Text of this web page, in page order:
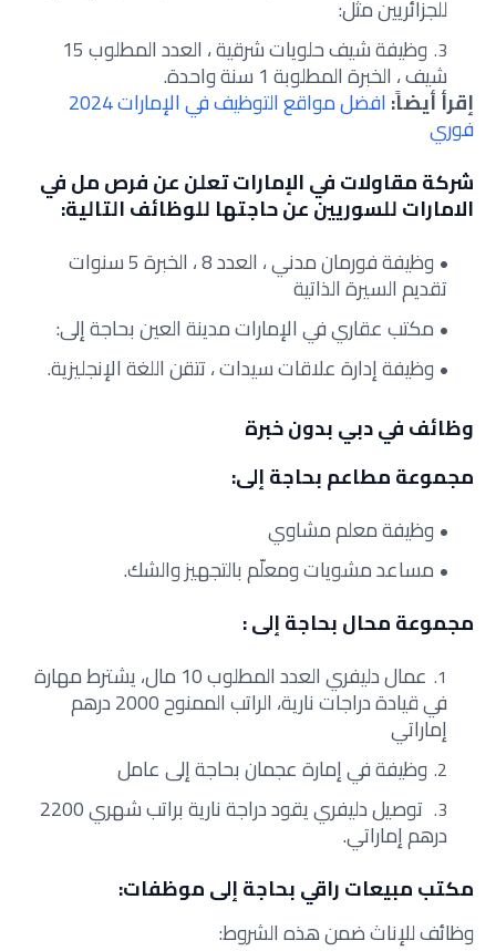
للجزائريين مثل:
وظيفة شيف حلويات شرقية ، العدد المطلوب 15
شيف ، الخبرة المطلوبة 1 سنة واحدة.
إقرأ أيضاً: افضل مواقع التوظيف في الإمارات 2024
فوري
شركة مقاولات في الإمارات تعلن عن فرص مل في
الامارات للسوريين عن حاجتها للوظائف التالية:
وظيفة فورمان مدني ، العدد 8 ، الخبرة 5 سنوات
تقديم السيرة الذاتية
مكتب عقاري في الإمارات مدينة العين بحاجة إلى:
وظيفة إدارة علاقات سيدات ، تتقن اللغة الإنجليزية.
وظائف في دبي بدون خبرة
مجموعة مطاعم بحاجة إلى:
وظيفة معلم مشاوي
مساعد مشويات ومعلّم بالتجهيز والشك.
مجموعة محال بحاجة إلى :
عمال دليفري العدد المطلوب 10 مال، يشترط مهارة
في قيادة دراجات نارية، الراتب الممنوح 2000 درهم
إماراتي
وظيفة في إمارة عجمان بحاجة إلى عامل
توصيل دليفري يقود دراجة نارية براتب شهري 2200
درهم إماراتي.
مكتب مبيعات راقي بحاجة إلى موظفات:
وظائف للإناث ضمن هذه الشروط: